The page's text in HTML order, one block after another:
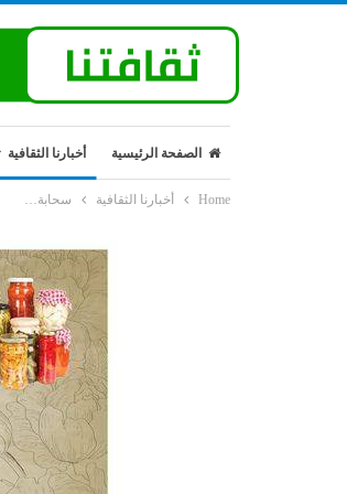
الصفحة الرئيسية أخبارنا الثقافية
Home أخبارنا الثقافية سحابة…